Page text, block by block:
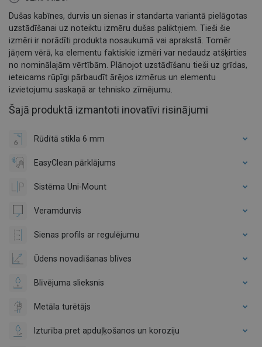
Dušas kabīnes, durvis un sienas ir standarta variantā pielāgotas
uzstādīšanai uz noteiktu izmēru dušas paliktņiem. Tieši šie
izmēri ir norādīti produkta nosaukumā vai aprakstā. Tomēr
jāņem vērā, ka elementu faktiskie izmēri var nedaudz atšķirties
no nominālajām vērtībām. Plānojot uzstādīšanu tieši uz grīdas,
ieteicams rūpīgi pārbaudīt ārējos izmērus un elementu
izvietojumu saskaņā ar tehnisko zīmējumu.
Šajā produktā izmantoti inovatīvi risinājumi
Rūdītā stikla 6 mm
EasyClean pārklājums
Sistēma Uni-Mount
Veramdurvis
Sienas profils ar regulējumu
Ūdens novadīšanas blīves
Blīvējuma slieksnis
Metāla turētājs
Izturība pret apduļķošanos un koroziju